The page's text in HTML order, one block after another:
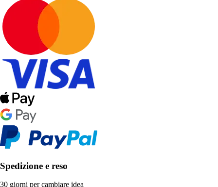
Spedizione e reso
30 giorni per cambiare idea